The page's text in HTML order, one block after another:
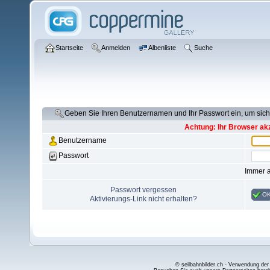
Startseite Anmelden Albenliste Suche
Geben Sie Ihren Benutzernamen und Ihr Passwort ein, um
Achtung: Ihr Browser
Benutzername
Passwort
Immer
Passwort vergessen
Aktivierungs-Link nicht erhalten?
© seilbahnbilder.ch - Verwendung